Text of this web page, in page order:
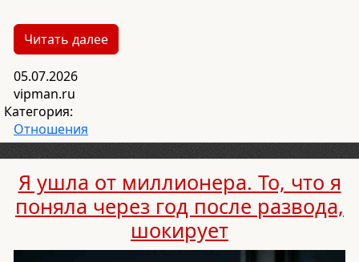
Читать далее
05.07.2026
vipman.ru
Категория:
Отношения
Я ушла от миллионера. То, что я
поняла через год после развода,
шокирует